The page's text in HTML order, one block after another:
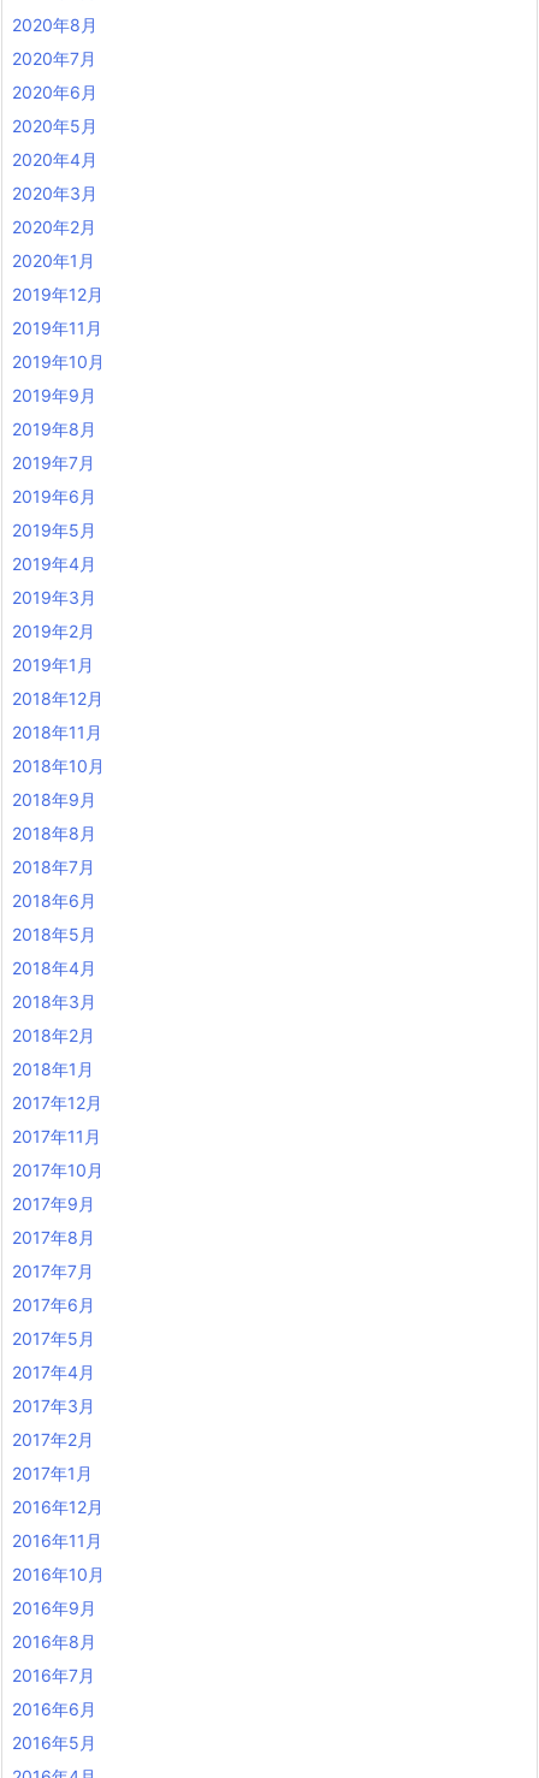
2020年8月
2020年7月
2020年6月
2020年5月
2020年4月
2020年3月
2020年2月
2020年1月
2019年12月
2019年11月
2019年10月
2019年9月
2019年8月
2019年7月
2019年6月
2019年5月
2019年4月
2019年3月
2019年2月
2019年1月
2018年12月
2018年11月
2018年10月
2018年9月
2018年8月
2018年7月
2018年6月
2018年5月
2018年4月
2018年3月
2018年2月
2018年1月
2017年12月
2017年11月
2017年10月
2017年9月
2017年8月
2017年7月
2017年6月
2017年5月
2017年4月
2017年3月
2017年2月
2017年1月
2016年12月
2016年11月
2016年10月
2016年9月
2016年8月
2016年7月
2016年6月
2016年5月